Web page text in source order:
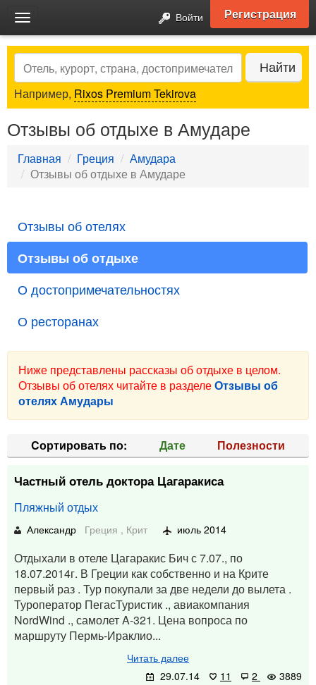
Toggle
navigation
Войти Регистрация
Search Найти
Например, Rixos Premium Tekirova
Отзывы об отдыхе в Амударе
Главная Греция
Амудара
Отзывы об отдыхе в Амударе
Отзывы об отелях
Отзывы об отдыхе
О достопримечательностях
О ресторанах
Ниже представлены рассказы об отдыхе в целом.
Отзывы об отелях читайте в разделеОтзывы об
отелях Амудары
Cортировать по: Дате Полезности
Частный отель доктора Цагаракиса
Пляжный отдых
Александр Греция , Крит июль 2014
Отдыхали в отеле Цагаракис Бич с 7.07., по
18.07.2014г. В Греции как собственно и на Крите
первый раз . Тур покупали за две недели до вылета .
Туроператор ПегасТуристик ., авиакомпания
NordWind ., самолет A-321. Цена вопроса по
маршруту Пермь-Ираклио...
Читать далее
29.07.14
11 2 3889